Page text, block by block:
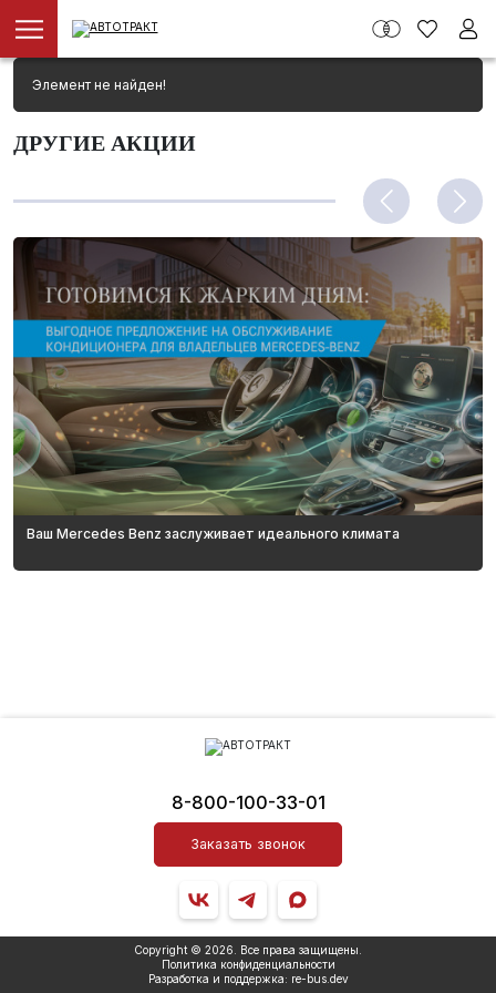
Элемент не найден!
ДРУГИЕ АКЦИИ
Ваш Mercedes Benz заслуживает идеального климата
8-800-100-33-01
Заказать звонок
Copyright © 2026. Все права защищены.
Политика конфиденциальности
Разработка и поддержка: re-bus. dev